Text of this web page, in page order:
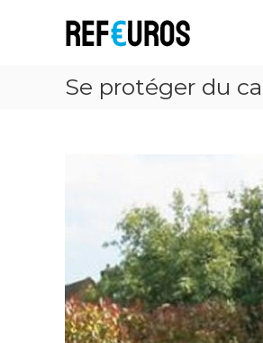
E
u
Se protéger du